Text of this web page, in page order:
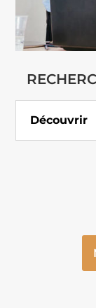
Découvrir